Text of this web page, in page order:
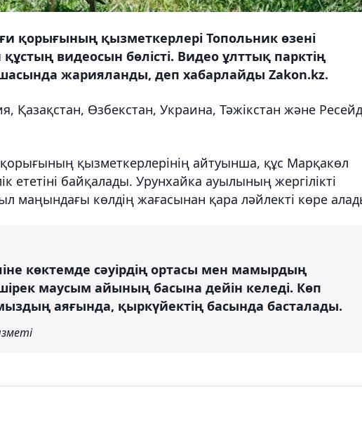
қорығының қызметкерлері Топольник өзені
видеосын бөлісті. Видео ұлттық парктің
жарияланды, деп хабарлайды Zakon.kz.
Қазақстан, Өзбекстан, Украина, Тәжікстан және
қызметкерлерінің айтуынша, құс Марқакөл
ететіні байқалады. Урунхайка ауылының жергілікті
маңындағы көлдің жағасынан қара ләйлекті көре
көктемде сәуірдің ортасы мен мамырдың
маусым айының басына дейін келеді. Көп
аяғында, қыркүйектің басында басталады.